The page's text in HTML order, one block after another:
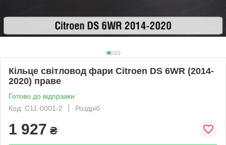
Кільце світловод фари Citroen DS 6WR (2014-
2020) праве
Готово до відправки
Код: C11-0001-2
Роздріб
1 927 ₴